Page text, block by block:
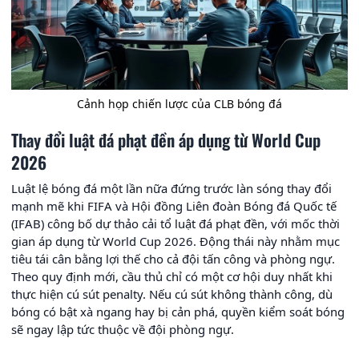
Cảnh họp chiến lược của CLB bóng đá
Thay đổi luật đá phạt đền áp dụng từ World Cup
2026
Luật lệ bóng đá một lần nữa đứng trước làn sóng thay đổi
mạnh mẽ khi FIFA và Hội đồng Liên đoàn Bóng đá Quốc tế
(IFAB) công bố dự thảo cải tổ luật đá phạt đền, với mốc thời
gian áp dụng từ World Cup 2026. Động thái này nhằm mục
tiêu tái cân bằng lợi thế cho cả đội tấn công và phòng ngự.
Theo quy định mới, cầu thủ chỉ có một cơ hội duy nhất khi
thực hiện cú sút penalty. Nếu cú sút không thành công, dù
bóng có bật xà ngang hay bị cản phá, quyền kiểm soát bóng
sẽ ngay lập tức thuộc về đội phòng ngự.